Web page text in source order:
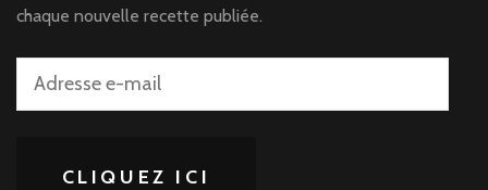
chaque nouvelle recette publiée.
Adresse
CLIQUEZ ICI